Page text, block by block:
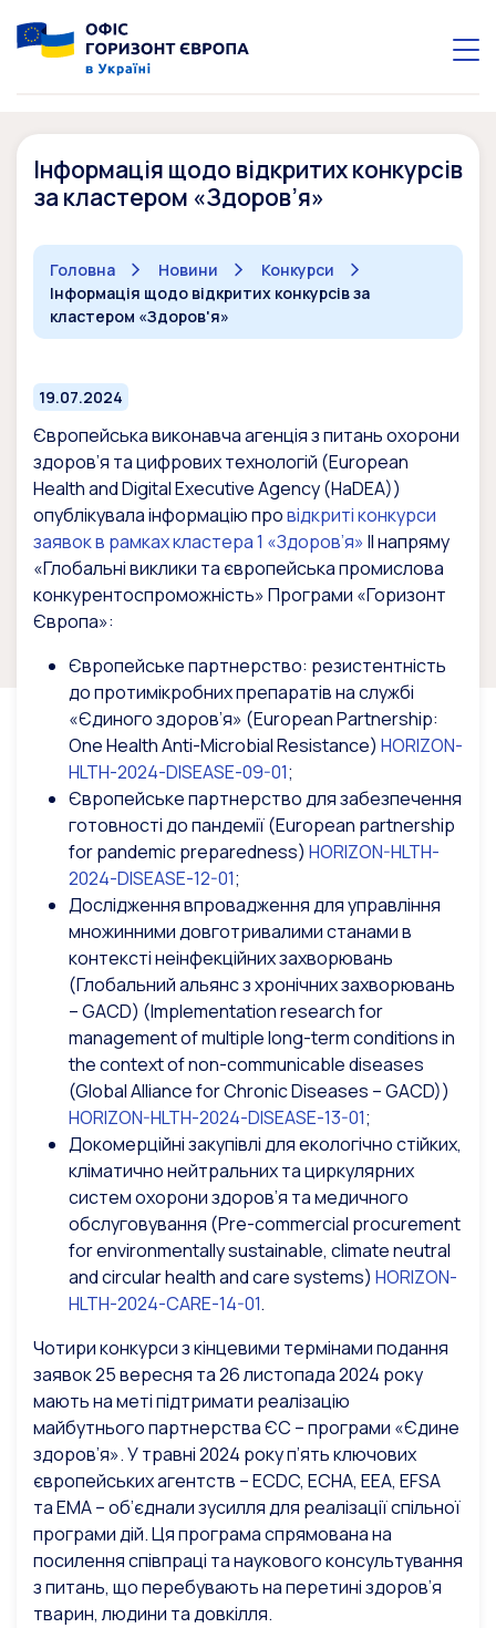
Інформація щодо відкритих конкурсів
за кластером «Здоров’я»
Головна Новини
Конкурси
Інформація щодо відкритих конкурсів за
кластером «Здоров'я»
19.07.2024
Європейська виконавча агенція з питань охорони
здоров’я та цифрових технологій (European
Health and Digital Executive Agency (HaDEA))
опублікувала інформацію провідкриті конкурси
заявок в рамках кластера 1 «Здоров’я» ІІ напряму
«Глобальні виклики та європейська промислова
конкурентоспроможність» Програми «Горизонт
Європа»:
Європейське партнерство: резистентність
до протимікробних препаратів на службі
«Єдиного здоров’я» (European Partnership:
One Health Anti-Microbial Resistance) HORIZON-
HLTH-2024-DISEASE-09-01;
Європейське партнерство для забезпечення
готовності до пандемії (European partnership
for pandemic preparedness) HORIZON-HLTH-
2024-DISEASE-12-01;
Дослідження впровадження для управління
множинними довготривалими станами в
контексті неінфекційних захворювань
(Глобальний альянс з хронічних захворювань
– GACD) (Implementation research for
management of multiple long-term conditions in
the context of non-communicable diseases
(Global Alliance for Chronic Diseases – GACD))
HORIZON-HLTH-2024-DISEASE-13-01;
Докомерційні закупівлі для екологічно стійких,
кліматично нейтральних та циркулярних
систем охорони здоров’я та медичного
обслуговування (Pre-commercial procurement
for environmentally sustainable, climate neutral
and circular health and care systems) HORIZON-
HLTH-2024-CARE-14-01.
Чотири конкурси з кінцевими термінами подання
заявок 25 вересня та 26 листопада 2024 року
мають на меті підтримати реалізацію
майбутнього партнерства ЄС – програми «Єдине
здоров’я».У травні 2024 року п’ять ключових
європейських агентств – ECDC, ECHA, EEA, EFSA
та EMA – об’єднали зусилля для реалізації спільної
програми дій. Ця програма спрямована на
посилення співпраці та наукового консультування
з питань, що перебувають на перетині здоров’я
тварин, людини та довкілля.